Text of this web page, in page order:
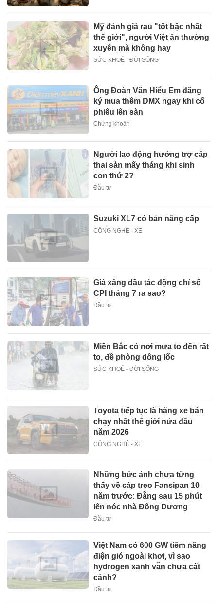
Mỹ đánh giá rau "tốt bậc nhất
thế giới", người Việt ăn thường
xuyên mà không hay
SỨC KHOẺ - ĐỜI SỐNG
Ông Đoàn Văn Hiểu Em đăng
ký mua thêm DMX ngay khi cổ
phiếu lên sàn
Chứng khoán
Người lao động hưởng trợ cấp
thai sản mấy tháng khi sinh
con thứ 2?
Đầu tư
Suzuki XL7 có bản nâng cấp
CÔNG NGHỆ - XE
Giá xăng dầu tác động chỉ số
CPI tháng 7 ra sao?
Đầu tư
Miền Bắc có nơi mưa to đến rất
to, đề phòng dông lốc
SỨC KHOẺ - ĐỜI SỐNG
Toyota tiếp tục là hãng xe bán
chạy nhất thế giới nửa đầu
năm 2026
CÔNG NGHỆ - XE
Những bức ảnh chưa từng
thấy về cáp treo Fansipan 10
năm trước: Đằng sau 15 phút
lên nóc nhà Đông Dương
Đầu tư
Việt Nam có 600 GW tiềm năng
điện gió ngoài khơi, vì sao
hydrogen xanh vẫn chưa cất
cánh?
Đầu tư